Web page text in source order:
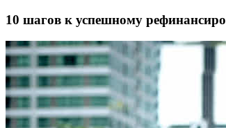
10 шагов к успешному